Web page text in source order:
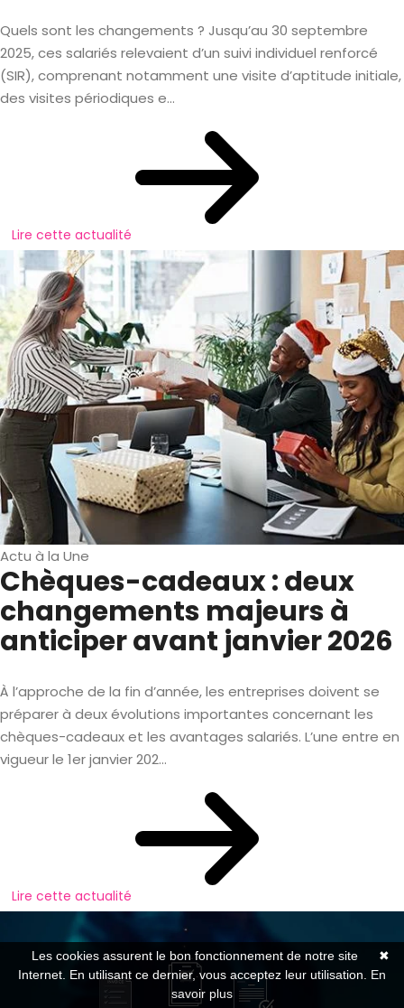
Quels sont les changements ? Jusqu’au 30 septembre
2025, ces salariés relevaient d’un suivi individuel renforcé
(SIR), comprenant notamment une visite d’aptitude initiale,
des visites périodiques e...
Lire cette actualité
Actu à la Une
Chèques-cadeaux : deux
changements majeurs à
anticiper avant janvier 2026
À l’approche de la fin d’année, les entreprises doivent se
préparer à deux évolutions importantes concernant les
chèques-cadeaux et les avantages salariés. L’une entre en
vigueur le 1er janvier 202...
Lire cette actualité
✖
Les cookies assurent le bon fonctionnement de notre site
Internet. En utilisant ce dernier, vous acceptez leur utilisation. En
savoir plus